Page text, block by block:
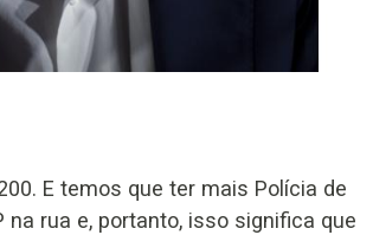
E temos que ter mais Polícia de
na rua e, portanto, isso significa que